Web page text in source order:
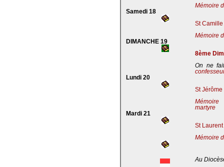
Mémoire
Samedi 18
St
Mémoire
DIMANCHE 19
8ème
On ne
Lundi 20
St
Mémoire
martyre
Mardi 21
St
Mémoire
Au